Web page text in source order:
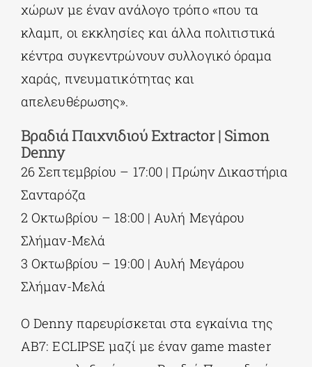
χώρων με έναν ανάλογο τρόπο «που τα
κλαμπ, οι εκκλησίες και άλλα πολιτιστικά
κέντρα συγκεντρώνουν συλλογικό όραμα
χαράς, πνευματικότητας και
απελευθέρωσης».
Βραδιά Παιχνιδιού Extractor | Simon
Denny
26 Σεπτεμβρίου – 17:00 | Πρώην Δικαστήρια
Σανταρόζα
2 Οκτωβρίου – 18:00 | Αυλή Μεγάρου
Σλήμαν-Μελά
3 Οκτωβρίου – 19:00 | Αυλή Μεγάρου
Σλήμαν-Μελά
Ο Denny παρευρίσκεται στα εγκαίνια της
AB7: ECLIPSE μαζί με έναν game master